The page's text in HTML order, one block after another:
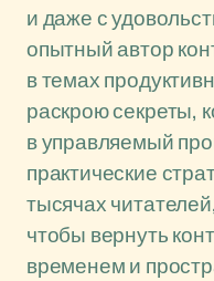
и даже с
опытный автор
в темах
раскрою секреты,
в управляемый
практические
тысячах
чтобы вернуть
временем и